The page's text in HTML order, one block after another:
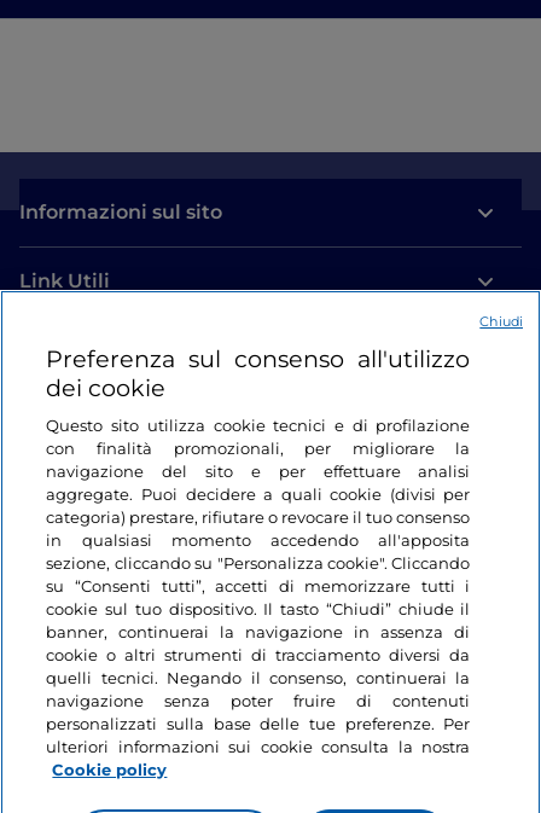
Informazioni sul sito
Link Utili
Login
Restiamo in contatto
Preferenza sul consenso all'utilizzo
dei cookie
Questo sito utilizza cookie tecnici e di profilazione
con finalità promozionali, per migliorare la
navigazione del sito e per effettuare analisi
aggregate. Puoi decidere a quali cookie (divisi per
categoria) prestare, rifiutare o revocare il tuo consenso
in qualsiasi momento accedendo all'apposita
sezione, cliccando su "Personalizza cookie". Cliccando
su “Consenti tutti”, accetti di memorizzare tutti i
cookie sul tuo dispositivo. Il tasto “Chiudi” chiude il
banner, continuerai la navigazione in assenza di
cookie o altri strumenti di tracciamento diversi da
quelli tecnici. Negando il consenso, continuerai la
navigazione senza poter fruire di contenuti
personalizzati sulla base delle tue preferenze. Per
ulteriori informazioni sui cookie consulta la nostra
Cookie policy
Chiudi